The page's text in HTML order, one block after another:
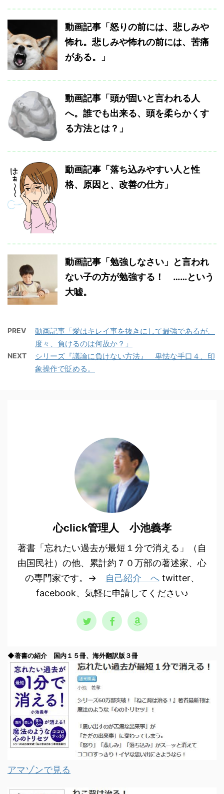
動画記事「怒りの前には、悲しみや
怖れ。悲しみや怖れの前には、苦痛
がある。」
動画記事「頭が固いと言われる人
へ。誰でも出来る、頭を柔らかくす
る方法とは？」
動画記事「落ち込みやすい人と性
格、原因と、改善の仕方」
動画記事「勉強しなさい」と言われ
ない子の方が勉強する！ ……という
大嘘。
PREV
動画記事「愛はキレイ事を抜きにして最強であるが、
度々、負けるのは何故か？」
NEXT
シリーズ『議論に負けない方法』 卑怯な手口４、印
象操作で貶める。
心click管理人 小池義孝
著書「忘れたい過去が最短１分で消える」（自
由国民社）の他、累計約７０万部の著述家、心
の専門家です。→
自己紹介 へtwitter、
facebook、気軽に申請してください♪
◆著書の紹介 国内１５冊、海外翻訳版３冊
アマゾンで見る